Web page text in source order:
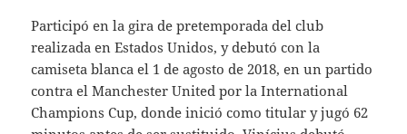
Participó en la gira de pretemporada del club
realizada en Estados Unidos, y debutó con la
camiseta blanca el 1 de agosto de 2018, en un partido
contra el Manchester United por la International
Champions Cup, donde inició como titular y jugó 62